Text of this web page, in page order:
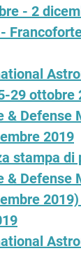
- 2
29 ottobre
& Defense
2019
stampa di
& Defense
2019)